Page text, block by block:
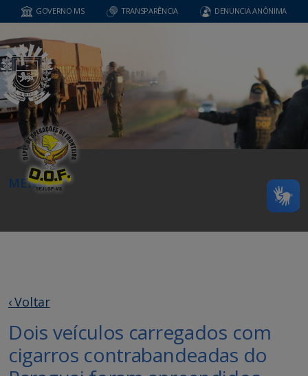
GOVERNO MS TRANSPARÊNCIA DENUNCIA ANÔNIMA
MENU
‹ Voltar
Dois veículos carregados com
cigarros contrabandeadas do